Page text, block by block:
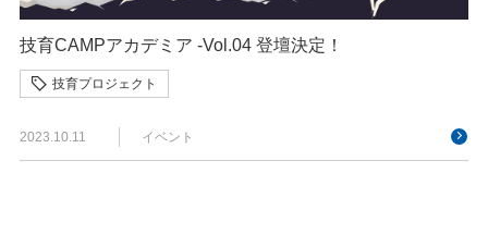
技育CAMPアカデミア -Vol.04 登壇決定！
技育プロジェクト
2023.10.11 イベント